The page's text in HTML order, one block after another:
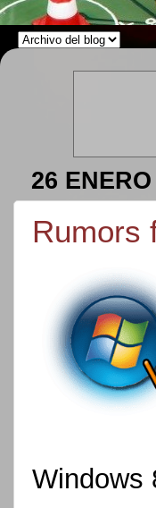
26
Rumors
Windows